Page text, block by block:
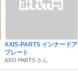
AXIS-PARTS インナードア
プレート
AXIS PARTS さん